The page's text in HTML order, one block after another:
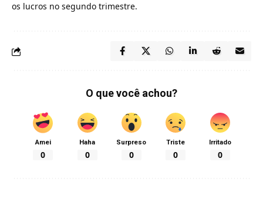
os lucros no segundo trimestre.
O que você achou?
Amei
0
Haha
0
Surpreso
0
Triste
0
Irritado
0